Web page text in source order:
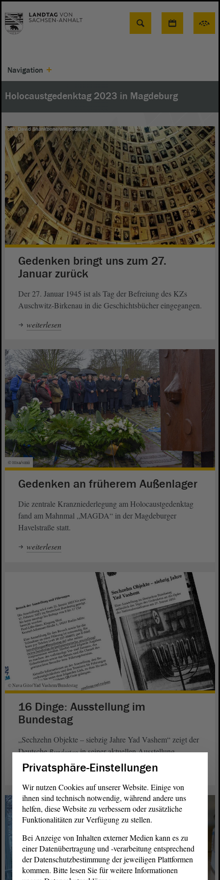
Suche
Navigation
Holocaustgedenktag 2023 in Magdeburg
Gedenken bringt uns zum 27.
Januar zurück
Der 27. Januar 1945 ist als Tag der Befreiung des KZs
Auschwitz-Birkenau in die Geschichtsbücher eingegangen.
weiterlesen
© ltlsa/smü
Gedenken an früherem Außenlager
Die zentrale Kranzniederlegung am Holocaustgedenktag
fand am Mahnmal „MAGDA“ in der Magdeburger
Havelstraße statt.
weiterlesen
© Nava Gilo/Yad Vashem/Bundestag
16 Dinge: Ausstellung im
Bundestag
„Sechzehn Objekte – siebzig Jahre Yad Vashem“ zeigt der
DeutscheBundestagin seiner aktuellen Ausstellung.
weiterlesen
Privatsphäre-Einstellungen
Wir nutzen Cookies auf unserer Website. Einige von
ihnen sind technisch notwendig, während andere uns
helfen, diese Website zu verbessern oder zusätzliche
Funktionalitäten zur Verfügung zu stellen.
Bei Anzeige von Inhalten externer Medien kann es zu
einer Datenübertragung und -verarbeitung entsprechend
der Datenschutzbestimmung der jeweiligen Plattformen
kommen. Bitte lesen Sie für weitere Informationen